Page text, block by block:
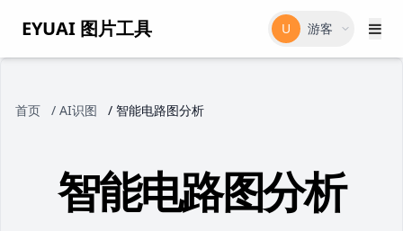
EYUAI 图片工具 U 游客
首页 / AI识图 / 智能电路图分析
智能电路图分析